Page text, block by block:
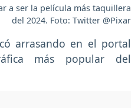
a ser la película más taquillera
del 2024. Foto: Twitter @Pixar
arrasando en el portal
más popular del